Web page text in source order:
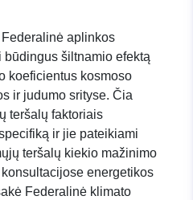
aplinkos
šiltnamio efektą
koeficientus kosmoso
ir judumo srityse. Čia
teršalų faktoriais
ir jie pateikiami
teršalų kiekio mažinimo
energetikos
Federalinė klimato